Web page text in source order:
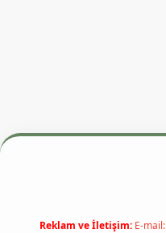
betexper.xyzm elexbet
Reklam ve İletişim: E-mail: